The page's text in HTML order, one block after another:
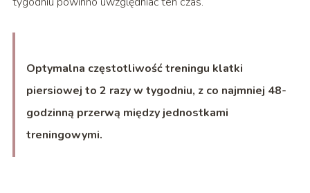
Optymalna częstotliwość treningu klatki
piersiowej to 2 razy w tygodniu, z co najmniej 48-
godzinną przerwą między jednostkami
treningowymi.